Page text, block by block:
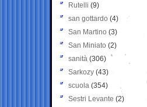
Rutelli (9)
san gottardo (4)
San Martino (3)
San Miniato (2)
sanità (306)
Sarkozy (43)
scuola (354)
Sestri Levante (2)